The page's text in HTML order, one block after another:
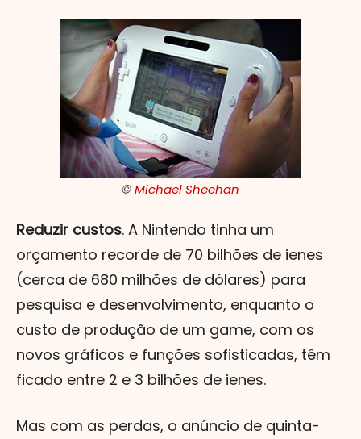
©Michael Sheehan
Reduzir custos. A Nintendo tinha um
orçamento recorde de 70 bilhões de ienes
(cerca de 680 milhões de dólares) para
pesquisa e desenvolvimento, enquanto o
custo de produção de um game, com os
novos gráficos e funções sofisticadas, têm
ficado entre 2 e 3 bilhões de ienes.
Mas com as perdas, o anúncio de quinta-